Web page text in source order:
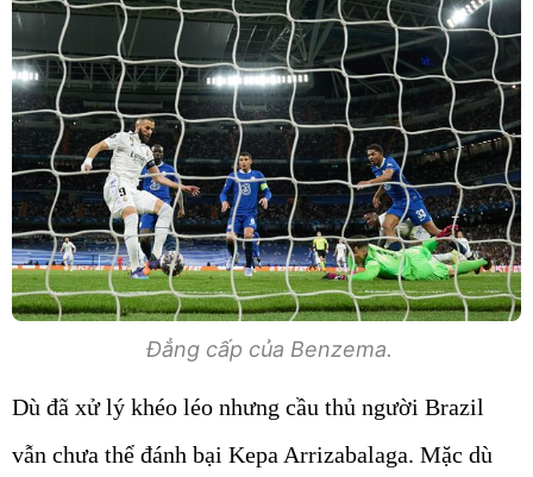
Đẳng cấp của Benzema.
Dù đã xử lý khéo léo nhưng cầu thủ người Brazil
vẫn chưa thể đánh bại Kepa Arrizabalaga. Mặc dù